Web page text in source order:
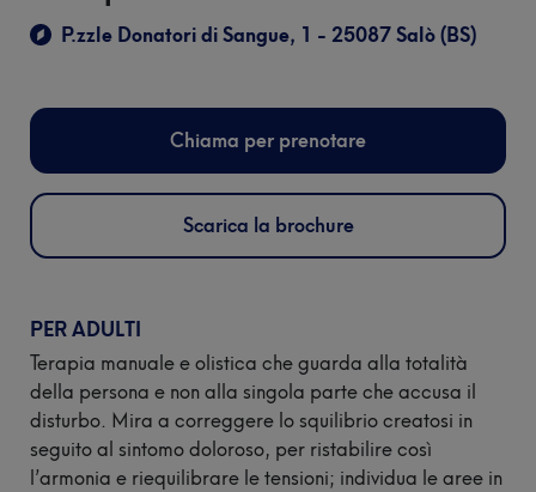
P.zzle Donatori di Sangue, 1 - 25087 Salò (BS)
Chiama per prenotare
Scarica la brochure
PER ADULTI
Terapia manuale e olistica che guarda alla totalità
della persona e non alla singola parte che accusa il
disturbo. Mira a correggere lo squilibrio creatosi in
seguito al sintomo doloroso, per ristabilire così
l’armonia e riequilibrare le tensioni; individua le aree in
Fisioterapia
Estivo
Foresteria
Campionato
settembre
61^
XXVII
MEETING
CITTÀ DI
SALÒ